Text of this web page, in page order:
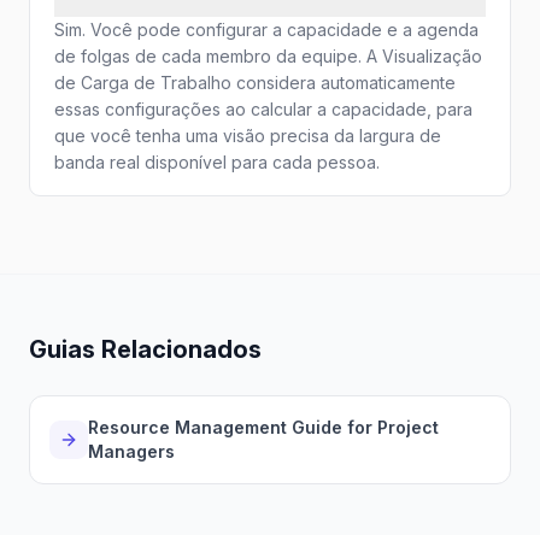
Sim. Você pode configurar a capacidade e a agenda
de folgas de cada membro da equipe. A Visualização
de Carga de Trabalho considera automaticamente
essas configurações ao calcular a capacidade, para
que você tenha uma visão precisa da largura de
banda real disponível para cada pessoa.
Guias Relacionados
Resource Management Guide for Project
Managers